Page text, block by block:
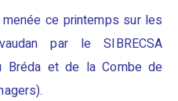
ce printemps sur les
par le SIBRECSA
Bréda et de la Combe de